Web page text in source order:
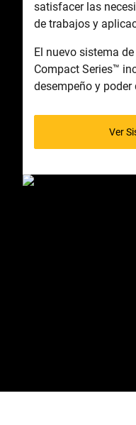
satisfacer las
de trabajos y
El nuevo sistema
Compact Series™
desempeño y
Ver